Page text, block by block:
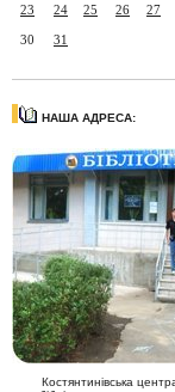
23 24 25 26 27
30 31
НАША АДРЕСА:
Костянтинівська